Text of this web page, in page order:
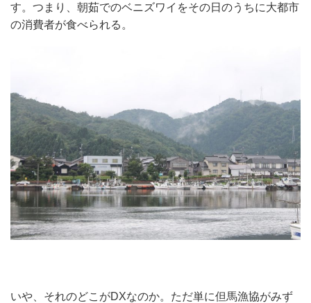
す。つまり、朝茹でのベニズワイをその日のうちに大都市
の消費者が食べられる。
いや、それのどこがDXなのか。ただ単に但馬漁協がみず